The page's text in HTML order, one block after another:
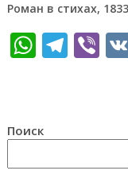
Роман в стихах,
Поиск